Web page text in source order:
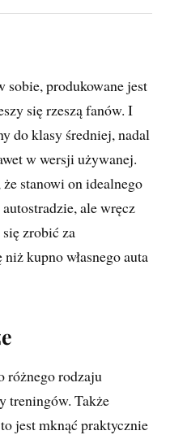
sobie, produkowane jest
się rzeszą fanów. I
do klasy średniej, nadal
w wersji używanej.
stanowi on idealnego
ale wręcz
zrobić za
kupno własnego auta
różnego rodzaju
treningów. Także
jest mknąć praktycznie